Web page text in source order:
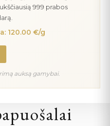
999 prabos
120.00 €/g
auksą gamybai.